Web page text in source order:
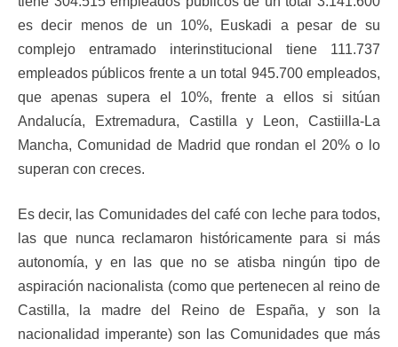
es decir menos de un 10%, Euskadi a pesar de su
complejo entramado interinstitucional tiene 111.737
empleados públicos frente a un total 945.700 empleados,
que apenas supera el 10%, frente a ellos si sitúan
Andalucía, Extremadura, Castilla y Leon, Castiilla-La
Mancha, Comunidad de Madrid que rondan el 20% o lo
superan con creces.
Es decir, las Comunidades del café con leche para todos,
las que nunca reclamaron históricamente para si más
autonomía, y en las que no se atisba ningún tipo de
aspiración nacionalista (como que pertenecen al reino de
Castilla, la madre del Reino de España, y son la
nacionalidad imperante) son las Comunidades que más